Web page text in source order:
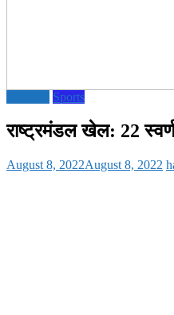
Sports
राष्ट्रमंडल खेल: 22
August 8, 2022August 8, 2022